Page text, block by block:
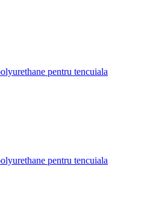
pentru tencuiala
pentru tencuiala